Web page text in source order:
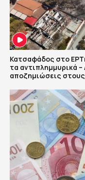
Κατσαφάδος στο
τα αντιπλημμυρικά –
αποζημιώσεις